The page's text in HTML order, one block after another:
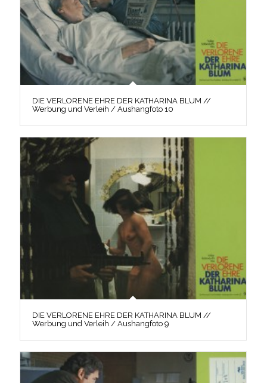
DIE VERLORENE EHRE DER KATHARINA BLUM //
Werbung und Verleih / Aushangfoto 10
DIE VERLORENE EHRE DER KATHARINA BLUM //
Werbung und Verleih / Aushangfoto 9